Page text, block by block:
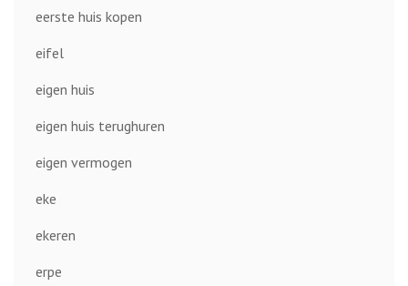
eerste huis kopen
eifel
eigen huis
eigen huis terughuren
eigen vermogen
eke
ekeren
erpe